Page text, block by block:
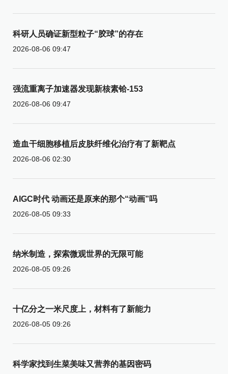
科研人员确证新型粒子“胶球”的存在
2026-08-06 09:47
强流重离子加速器发现新核素铪-153
2026-08-06 09:47
造血干细胞移植后皮肤纤维化治疗有了新靶点
2026-08-06 02:30
AIGC时代 动画还是原来的那个“动画”吗
2026-08-05 09:33
纳米制造，探索微观世界的无限可能
2026-08-05 09:26
十亿分之一米尺度上，材料有了新能力
2026-08-05 09:26
科学家找到生菜美味又营养的基因密码